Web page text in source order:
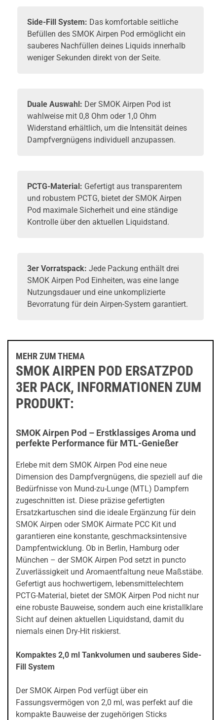
Side-Fill System: Das komfortable seitliche
Befüllen des SMOK Airpen Pod ermöglicht ein
sauberes Nachfüllen deines Liquids innerhalb
weniger Sekunden direkt von der Seite.
Duale Auswahl: Der SMOK Airpen Pod ist
wahlweise mit 0,8 Ohm oder 1,0 Ohm
Widerstand erhältlich, um die Intensität deines
Dampfvergnügens individuell anzupassen.
PCTG-Material: Gefertigt aus transparentem
und robustem PCTG, bietet der SMOK Airpen
Pod maximale Sicherheit und eine ständige
Kontrolle über den aktuellen Liquidstand.
3er Vorratspack: Jede Packung enthält drei
SMOK Airpen Pod Einheiten, was eine lange
Nutzungsdauer und eine unkomplizierte
Bevorratung für dein Airpen-System garantiert.
MEHR ZUM THEMA
SMOK AIRPEN POD ERSATZPOD
3ER PACK, INFORMATIONEN ZUM
PRODUKT:
SMOK Airpen Pod – Erstklassiges Aroma und
perfekte Performance für MTL-Genießer
Erlebe mit dem SMOK Airpen Pod eine neue
Dimension des Dampfvergnügens, die speziell auf die
Bedürfnisse von Mund-zu-Lunge (MTL) Dampfern
zugeschnitten ist. Diese präzise gefertigten
Ersatzkartuschen sind die ideale Ergänzung für dein
SMOK Airpen oder SMOK Airmate PCC Kit und
garantieren eine konstante, geschmacksintensive
Dampfentwicklung. Ob in Berlin, Hamburg oder
München – der SMOK Airpen Pod setzt in puncto
Zuverlässigkeit und Aromaentfaltung neue Maßstäbe.
Gefertigt aus hochwertigem, lebensmittelechtem
PCTG-Material, bietet der SMOK Airpen Pod nicht nur
eine robuste Bauweise, sondern auch eine kristallklare
Sicht auf deinen aktuellen Liquidstand, damit du
niemals einen Dry-Hit riskierst.
Kompaktes 2,0 ml Tankvolumen und sauberes Side-
Fill System
Der SMOK Airpen Pod verfügt über ein
Fassungsvermögen von 2,0 ml, was perfekt auf die
kompakte Bauweise der zugehörigen Sticks